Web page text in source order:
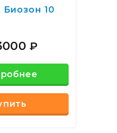
Биозон 10
₽